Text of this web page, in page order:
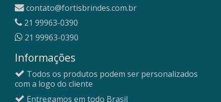
contato@fortisbrindes.com.br
21 99963-0390
21 99963-0390
Informações
Todos os produtos podem ser personalizados
com a logo do cliente
Entregamos em todo Brasil